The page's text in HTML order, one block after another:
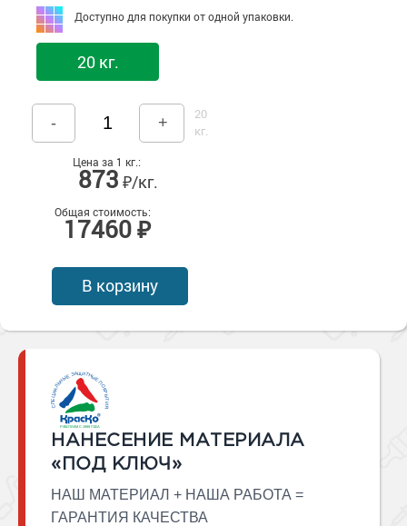
Доступно для покупки от одной упаковки.
20 кг.
- +
20
кг.
Цена за 1 кг.:
873 ₽/кг.
Общая стоимость:
17460 ₽
В корзину
НАНЕСЕНИЕ МАТЕРИАЛА
«ПОД КЛЮЧ»
НАШ МАТЕРИАЛ + НАША РАБОТА =
ГАРАНТИЯ КАЧЕСТВА